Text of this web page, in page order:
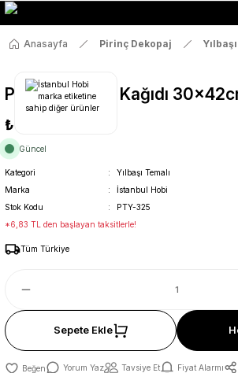
Size Özel "HG10" Koduyla Sepette Hemen
Anasayfa Pirinç Dekopaj
Pirinç Dekopaj Kağıdı
₺36
Güncel
Kategori
Yılbaşı Temalı
Marka
İstanbul Hobi
Stok Kodu
PTY-325
*6,83 TL den başlayan taksitlerle!
Tüm Türkiye
Sepete Ekle
Yorum Yaz Tavsiye Et Fiyat Alarmı